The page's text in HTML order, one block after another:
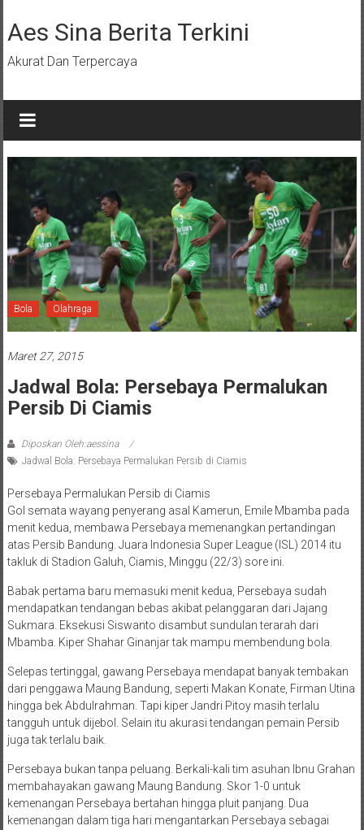
ke
konten
Aes Sina Berita Terkini
Akurat Dan Terpercaya
Bola Olahraga
Maret 27, 2015
Jadwal Bola: Persebaya Permalukan
Persib Di Ciamis
Diposkan Oleh:aessina
Jadwal Bola: Persebaya Permalukan Persib di Ciamis
Persebaya Permalukan Persib di Ciamis
Gol semata wayang penyerang asal Kamerun, Emile Mbamba pada
menit kedua, membawa Persebaya memenangkan pertandingan
atas Persib Bandung. Juara Indonesia Super League (ISL) 2014 itu
takluk di Stadion Galuh, Ciamis, Minggu (22/3) sore ini.
Babak pertama baru memasuki menit kedua, Persebaya sudah
mendapatkan tendangan bebas akibat pelanggaran dari Jajang
Sukmara. Eksekusi Siswanto disambut sundulan terarah dari
Mbamba. Kiper Shahar Ginanjar tak mampu membendung bola.
Selepas tertinggal, gawang Persebaya mendapat banyak tembakan
dari penggawa Maung Bandung, seperti Makan Konate, Firman Utina
hingga bek Abdulrahman. Tapi kiper Jandri Pitoy masih terlalu
tangguh untuk dijebol. Selain itu akurasi tendangan pemain Persib
juga tak terlalu baik.
Persebaya bukan tanpa peluang. Berkali-kali tim asuhan Ibnu Grahan
membahayakan gawang Maung Bandung. Skor 1-0 untuk
kemenangan Persebaya bertahan hingga pluit panjang. Dua
kemenangan dalam tiga hari mengantarkan Persebaya sebagai